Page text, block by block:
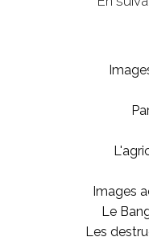
Images
Le
Les